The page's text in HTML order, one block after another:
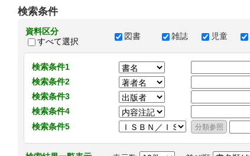
検索条件
資料区分
すべて選択
図書 雑誌 児童
検索条件1
検索条件2
検索条件3
検索条件4
検索条件5